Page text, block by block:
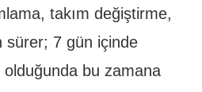
takım değiştirme,
sürer; 7 gün içinde
olduğunda bu zamana